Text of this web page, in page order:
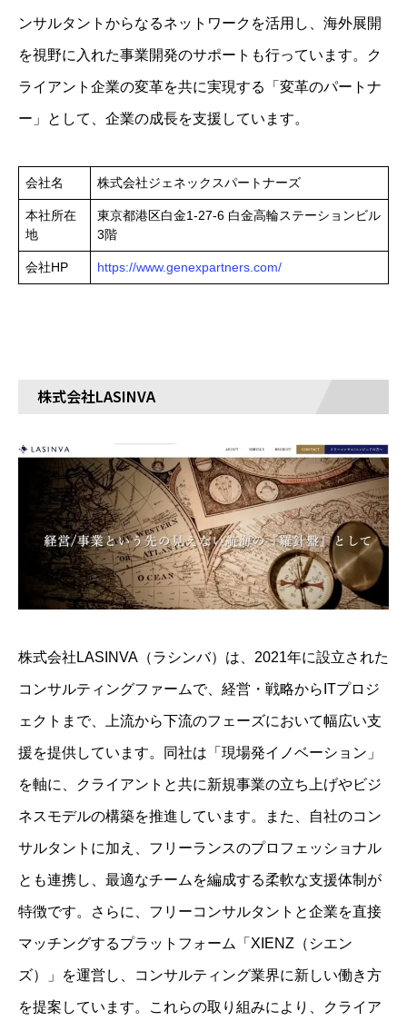
ンサルタントからなるネットワークを活用し、海外展開
を視野に入れた事業開発のサポートも行っています。​ク
ライアント企業の変革を共に実現する「変革のパートナ
ー」として、企業の成長を支援しています。​
会社名 株式会社ジェネックスパートナーズ
本社所在
地
東京都港区白金1-27-6 白金高輪ステーションビル
3階
会社HP https://www.genexpartners.com/
株式会社LASINVA
株式会社LASINVA（ラシンバ）は、2021年に設立された
コンサルティングファームで、経営・戦略からITプロジ
ェクトまで、上流から下流のフェーズにおいて幅広い支
援を提供しています。​同社は「現場発イノベーション」
を軸に、クライアントと共に新規事業の立ち上げやビジ
ネスモデルの構築を推進しています。​また、自社のコン
サルタントに加え、フリーランスのプロフェッショナル
とも連携し、最適なチームを編成する柔軟な支援体制が
特徴です。​さらに、フリーコンサルタントと企業を直接
マッチングするプラットフォーム「XIENZ（シエン
ズ）」を運営し、コンサルティング業界に新しい働き方
を提案しています。​これらの取り組みにより、クライア